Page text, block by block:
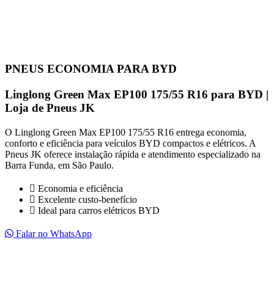
PNEUS ECONOMIA PARA BYD
Linglong Green Max EP100 175/55 R16 para BYD |
Loja de Pneus JK
O Linglong Green Max EP100 175/55 R16 entrega economia,
conforto e eficiência para veículos BYD compactos e elétricos. A
Pneus JK oferece instalação rápida e atendimento especializado na
Barra Funda, em São Paulo.
Economia e eficiência
Excelente custo-benefício
Ideal para carros elétricos BYD
Falar no WhatsApp